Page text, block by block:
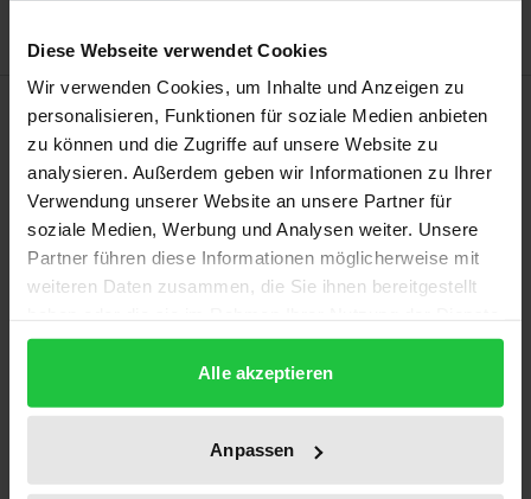
Diese Webseite verwendet Cookies
Wir verwenden Cookies, um Inhalte und Anzeigen zu
personalisieren, Funktionen für soziale Medien anbieten
zu können und die Zugriffe auf unsere Website zu
analysieren. Außerdem geben wir Informationen zu Ihrer
Verwendung unserer Website an unsere Partner für
soziale Medien, Werbung und Analysen weiter. Unsere
Partner führen diese Informationen möglicherweise mit
weiteren Daten zusammen, die Sie ihnen bereitgestellt
gesammelt haben.
Alle akzeptieren
Anpassen
Bibliografische Angaben
Auflage
1
ISBN
Erscheinungsdatum
1983